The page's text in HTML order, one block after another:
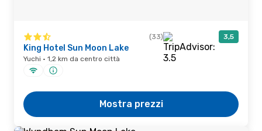
(33) 3,5
King Hotel Sun Moon Lake
Yuchi · 1,2 km da centro città
Mostra prezzi